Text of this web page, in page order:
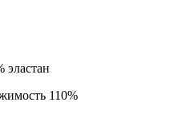
эластан
110%